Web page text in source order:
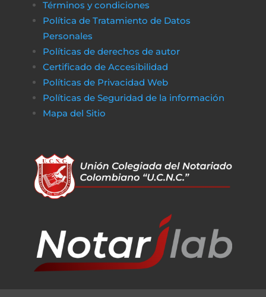
Términos y condiciones
Política de Tratamiento de Datos
Personales
Políticas de derechos de autor
Certificado de Accesibilidad
Políticas de Privacidad Web
Políticas de Seguridad de la información
Mapa del Sitio